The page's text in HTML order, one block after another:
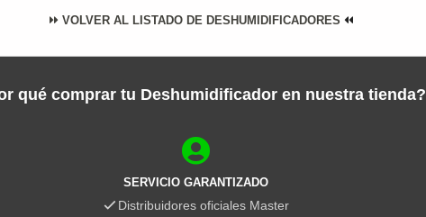
VOLVER AL LISTADO DE DESHUMIDIFICADORES
qué comprar tu Deshumidificador en nuestra tienda?
SERVICIO GARANTIZADO
Distribuidores oficiales Master